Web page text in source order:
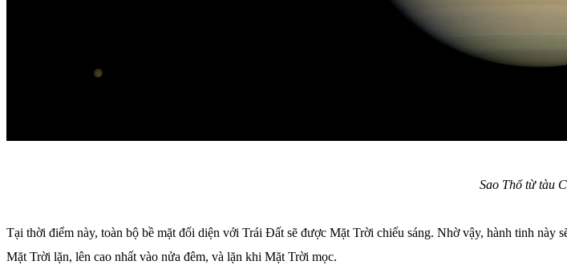
Sao Thổ từ tàu
Tại thời điểm này, toàn bộ bề mặt đối diện với Trái Đất sẽ được Mặt Trời chiếu sáng. Nhờ vậy, hành tinh này
Mặt Trời lặn, lên cao nhất vào nửa đêm, và lặn khi Mặt Trời mọc.